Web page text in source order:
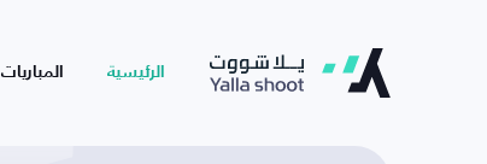
الرئيسية المباريات